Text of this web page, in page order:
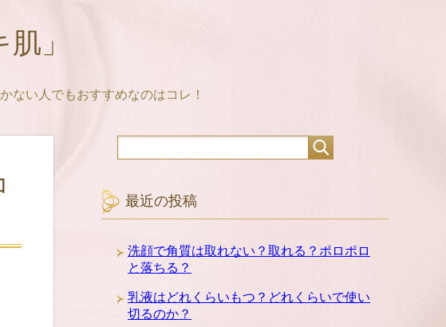
」
ない人でもおすすめなのはコレ！
最近の投稿
洗顔で角質は取れない？取れる？ポロポロ
と落ちる？
乳液はどれくらいもつ？どれくらいで使い
切るのか？